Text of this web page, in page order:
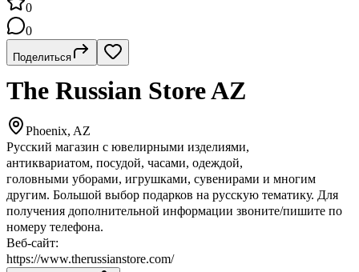
0
0
Поделиться
The Russian Store AZ
Phoenix, AZ
Русский магазин с ювелирными изделиями,
антиквариатом, посудой, часами, одеждой,
головными уборами, игрушками, сувенирами и многим
другим. Большой выбор подарков на русскую тематику. Для
получения дополнительной информации звоните/пишите по
номеру телефона.
Веб-сайт:
https://www.therussianstore.com/